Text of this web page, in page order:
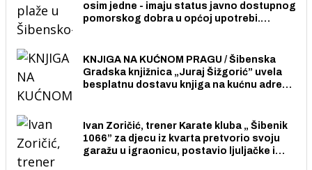
osim jedne - imaju status javno dostupnog
pomorskog dobra u općoj upotrebi.
KNJIGA NA KUĆNOM PRAGU / Šibenska
Gradska knjižnica „Juraj Šižgorić” uvela
besplatnu dostavu knjiga na kućnu adresu
Ivan Zoričić, trener Karate kluba „ Šibenik
1066” za djecu iz kvarta pretvorio svoju
garažu u igraonicu, postavio ljuljačke i